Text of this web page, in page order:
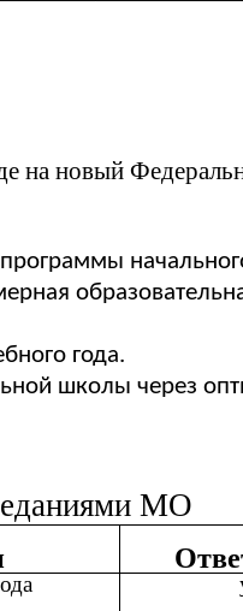
на новый
года.
школы через
МО